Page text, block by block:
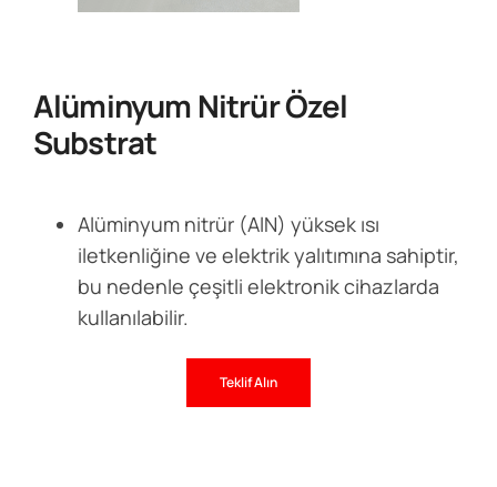
Alüminyum Nitrür Özel
Substrat
Alüminyum nitrür (AlN) yüksek ısı
iletkenliğine ve elektrik yalıtımına sahiptir,
bu nedenle çeşitli elektronik cihazlarda
kullanılabilir.
Teklif Alın